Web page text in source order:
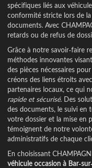
spécifiques liés aux
conformité stricte lors de
documents. Avec
retards ou de refus de
Grâce à notre savoir-faire
méthodes innovantes
des pièces nécessaires
créons des liens étroits
partenaires locaux, ce qui
rapide et sécurisé. Des
des documents, le suivi en
votre dossier et la mise en
témoignent de notre
administratifs de chaque
En choisissant
véhicule occasion à Bar-